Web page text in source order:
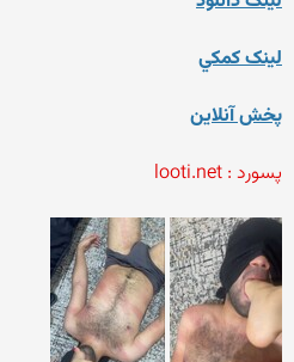
لينک کمکي
پخش آنلاين
پسورد : looti.net